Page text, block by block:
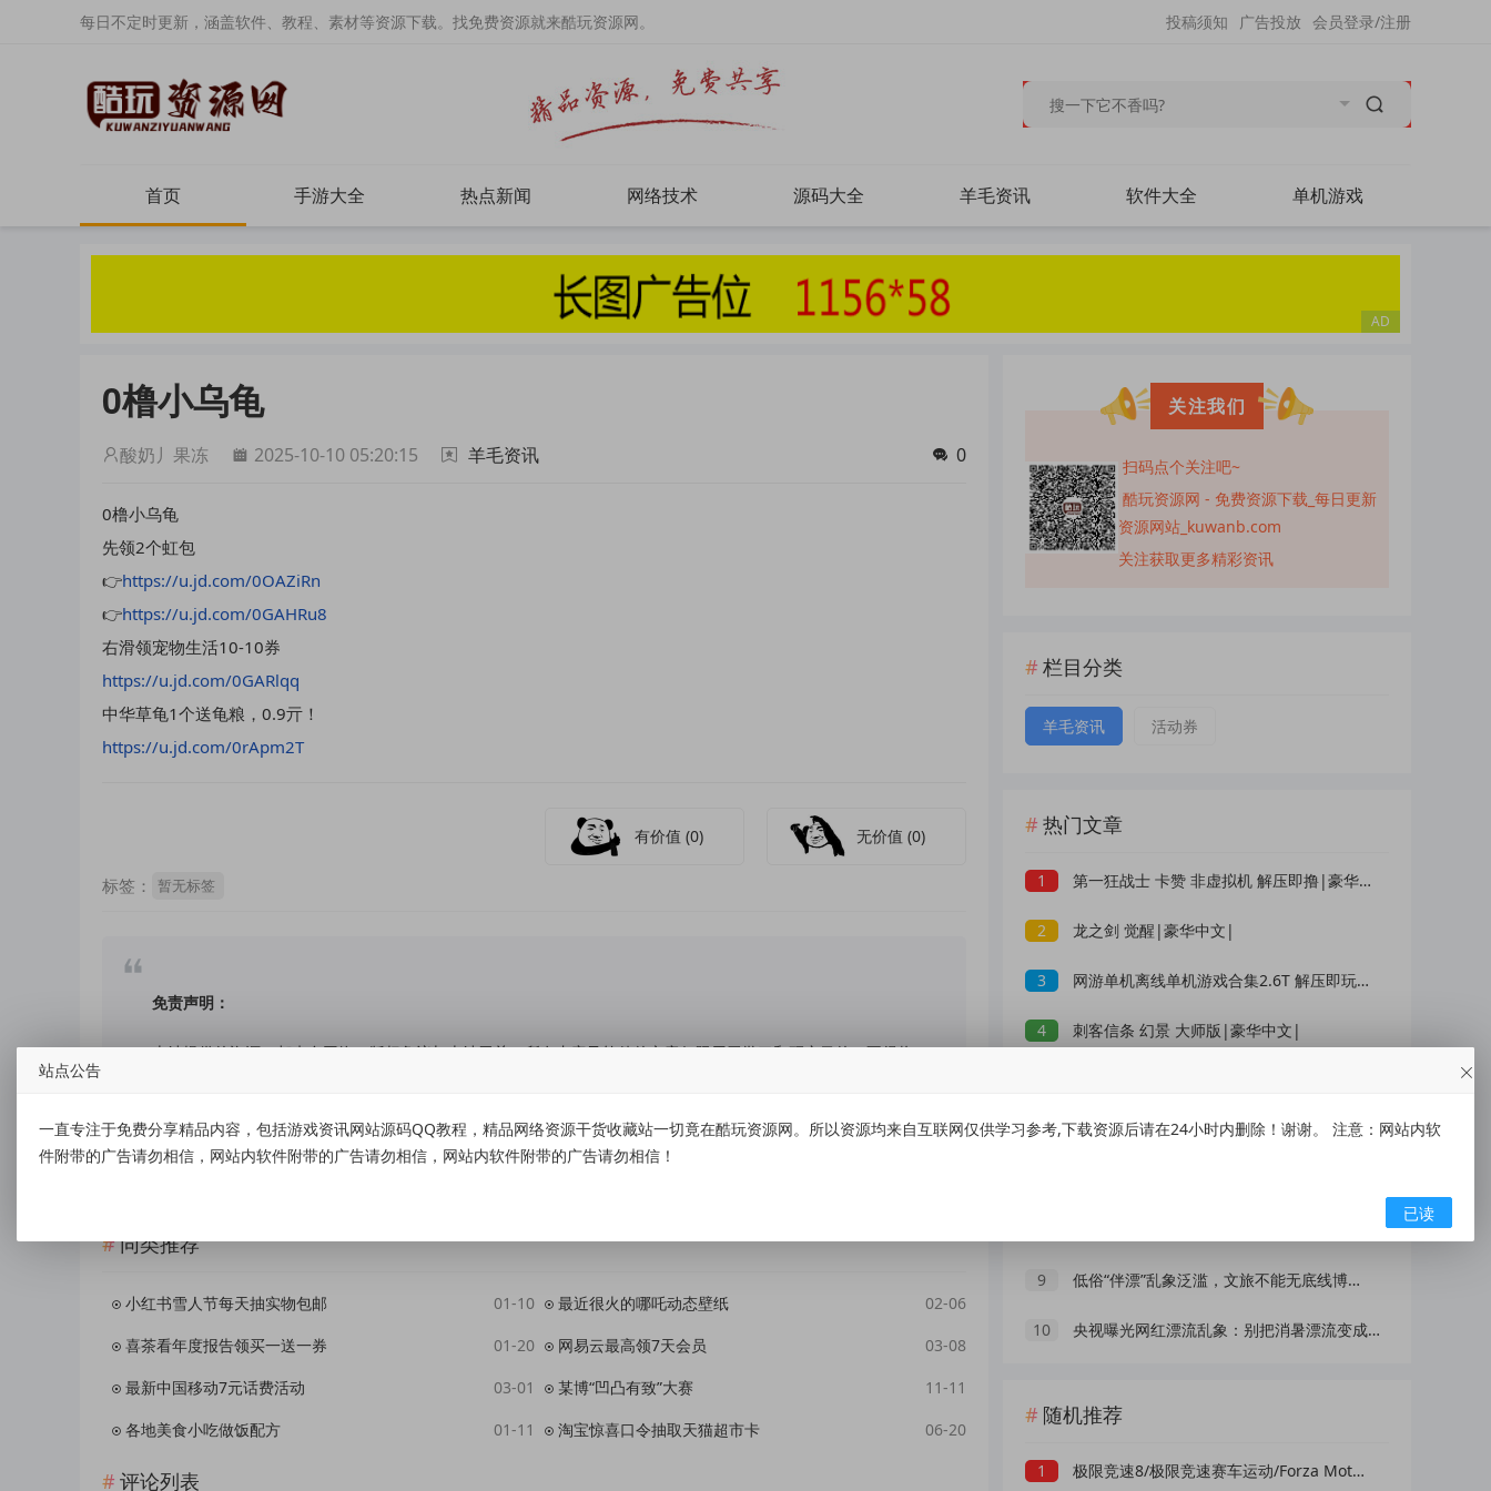
每日不定时更新，涵盖软件、教程、素材等资源下载。找免费资源就来酷玩资源网。 会员登录/注册
广告投放
投稿须知
首页 手游大全 热点新闻 网络技术 源码大全 羊毛资讯 软件大全 单机游戏
0橹小乌龟
酸奶丿果冻 2025-10-10 05:20:15 羊毛资讯 0
0橹小乌龟
先领2个虹包
👉https://u.jd.com/0OAZiRn
👉https://u.jd.com/0GAHRu8
右滑领宠物生活10-10券
https://u.jd.com/0GARlqq
中华草龟1个送龟粮，0.9亓！
https://u.jd.com/0rApm2T
有价值(0) 无价值(0)
标签： 暂无标签
免责声明：
本站提供的资源，都来自网络，版权争议与本站无关，所有内容及软件的文章仅限用于学习和研究目的。不得将
容随之而来的风险与本站无关，您必须在下载后的24个小时之内，从您的电脑/手机中彻底删除上述内容。如果
您喜欢该程序，请支持正版软件，购买注册，得到更好的正版服务。侵删请致信E-mail： kuwanw@qq.com
同类推荐
小红书雪人节每天抽实物包邮 01-10 最近很火的哪吒动态壁纸
02-06
喜茶看年度报告领买一送一券
01-20 网易云最高领7天会员
03-08
最新中国移动7元话费活动
03-01 某博“凹凸有致”大赛
11-11
各地美食小吃做饭配方
01-11 淘宝惊喜口令抽取天猫超市卡 06-20
评论列表
关注我们
扫码点个关注吧~
酷玩资源网 - 免费资源下载_每日更新
资源网站_kuwanb.com
关注获取更多精彩资讯
栏目分类
羊毛资讯 活动券
热门文章
1 第一狂战士 卡赞 非虚拟机 解压即撸|豪华中文|
2 龙之剑 觉醒|豪华中文|
3 网游单机离线单机游戏合集2.6T 解压即玩 网盘下载 一键端免安装免配置
4 刺客信条 幻景 大师版|豪华中文|
6 刺客信条 影|豪华中文|
9 低俗“伴漂”乱象泛滥，文旅不能无底线博流量
10 央视曝光网红漂流乱象：别把消暑漂流变成一场冒险赌命
随机推荐
1 极限竞速8/极限竞速赛车运动/Forza Motorsport (更新v1.534.1562.0)
站点公告
一直专注于免费分享精品内容，包括游戏资讯网站源码QQ教程，精品网络资源干货收藏站一切竟在酷玩资源网。所以资源均来自互联网仅供学习参考,下载资源后请在24小时内删除！谢谢。 注意：网站内软
件附带的广告请勿相信，网站内软件附带的广告请勿相信，网站内软件附带的广告请勿相信！
已读